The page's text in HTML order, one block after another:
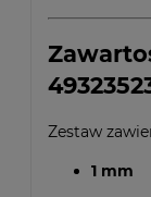
Zestaw
1 mm